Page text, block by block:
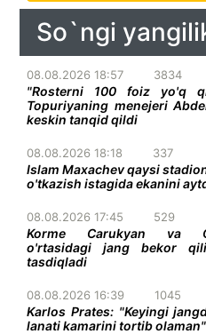
So`ngi
08.08.2026 18:57 3834
"Rosterni 100 foiz yo'q
Topuriyaning menejeri
keskin tanqid qildi
08.08.2026 18:18 337
Islam Maxachev qaysi
o'tkazish istagida ekanini
08.08.2026 17:45 529
Korme Carukyan va
o'rtasidagi jang bekor
tasdiqladi
08.08.2026 16:39 1045
Karlos Prates: "Keyingi
lanati kamarini tortib olaman"